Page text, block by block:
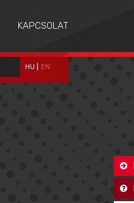
KAPCSOLAT
HU EN